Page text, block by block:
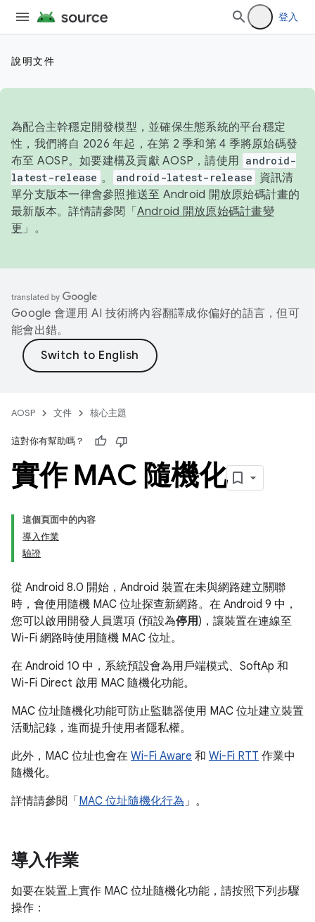
登入
說明文件
為配合主幹穩定開發模型，並確保生態系統的平台穩定
性，我們將自 2026 年起，在第 2 季和第 4 季將原始碼發
布至 AOSP。如要建構及貢獻 AOSP，請使用 android-
latest-release 。 android-latest-release
資訊清
單分支版本一律會參照推送至 Android 開放原始碼計畫的
最新版本。詳情請參閱「 Android 開放原始碼計畫變
更 」。
Google 會運用 AI 技術將內容翻譯成你偏好的語言，但可
能會出錯。
AOSP 文件 核心主題
這對你有幫助嗎？
實作 MAC 隨機化
這個頁面中的內容
導入作業
驗證
從 Android 8.0 開始，Android 裝置在未與網路建立關聯
時，會使用隨機 MAC 位址探查新網路。在 Android 9 中，
您可以啟用開發人員選項 (預設為停用)，讓裝置在連線至
Wi-Fi 網路時使用隨機 MAC 位址。
在 Android 10 中，系統預設會為用戶端模式、SoftAp 和
Wi-Fi Direct 啟用 MAC 隨機化功能。
MAC 位址隨機化功能可防止監聽器使用 MAC 位址建立裝置
活動記錄，進而提升使用者隱私權。
此外，MAC 位址也會在 Wi-Fi Aware 和 Wi-Fi RTT 作業中
隨機化。
詳情請參閱「 MAC 位址隨機化行為」。
導入作業
如要在裝置上實作 MAC 位址隨機化功能，請按照下列步驟
操作：